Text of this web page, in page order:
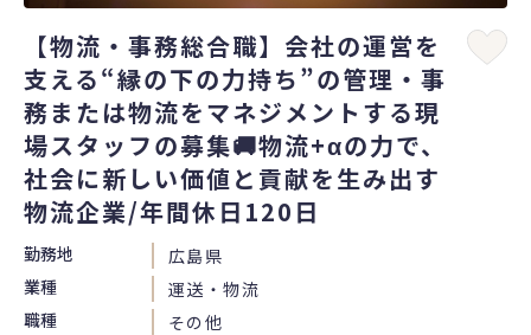
【物流・事務総合職】会社の運営を
支える“縁の下の力持ち”の管理・事
務または物流をマネジメントする現
場スタッフの募集🚚物流+αの力で、
社会に新しい価値と貢献を生み出す
物流企業/年間休日120日
勤務地
広島県
業種
運送・物流
職種
その他